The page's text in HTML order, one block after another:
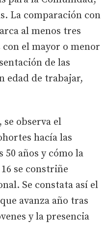
La comparación con
al menos tres
el mayor o menor
de las
edad de trabajar,
observa el
hacía las
50 años y cómo la
se constriñe
Se constata así el
avanza año tras
y la presencia